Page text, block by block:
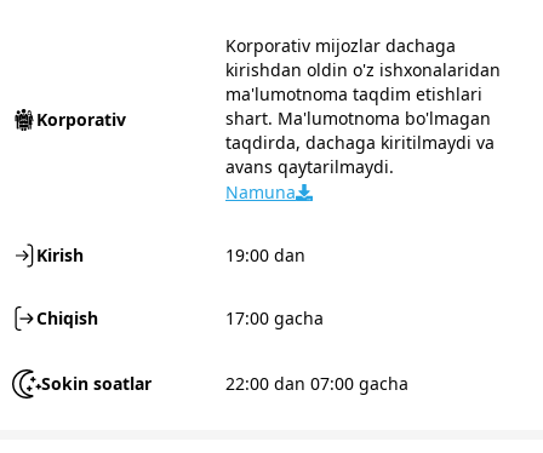
Korporativ
Korporativ mijozlar dachaga
kirishdan oldin o'z ishxonalaridan
ma'lumotnoma taqdim etishlari
shart. Ma'lumotnoma bo'lmagan
taqdirda, dachaga kiritilmaydi va
avans qaytarilmaydi.
Namuna
Kirish 19:00 dan
Chiqish 17:00 gacha
Sokin soatlar 22:00 dan 07:00 gacha